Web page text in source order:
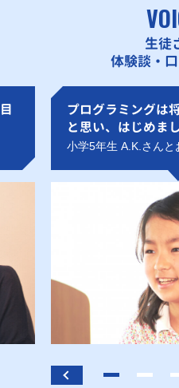
生徒
体験談・
プログラミングは
と思い、はじめまし
小学5年生 A.K.さんと